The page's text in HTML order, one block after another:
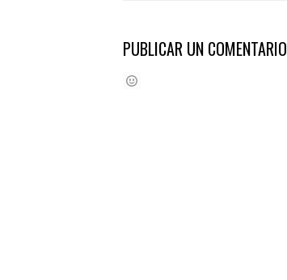
PUBLICAR UN COMENTARIO